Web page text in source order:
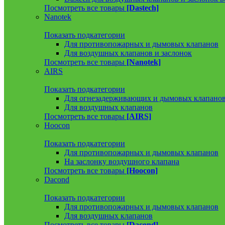
Посмотреть все товары [Dastech]
Nanotek
Показать подкатегории
Для противопожарных и дымовых клапанов
Для воздушных клапанов и заслонок
Посмотреть все товары [Nanotek]
AIRS
Показать подкатегории
Для огнезадерживающих и дымовых
Для воздушных клапанов
Посмотреть все товары [AIRS]
Hoocon
Показать подкатегории
Для противопожарных и дымовых клапанов
На заслонку воздушного клапана
Посмотреть все товары [Hoocon]
Dacond
Показать подкатегории
Для противопожарных и дымовых клапанов
Для воздушных клапанов